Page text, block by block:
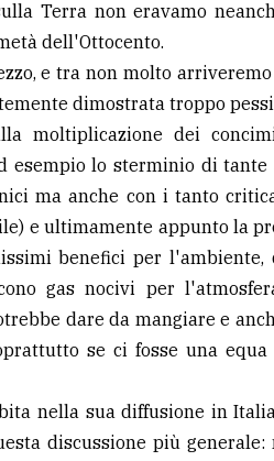
Terra non eravamo
dell'Ottocento.
e tra non molto
dimostrata troppo
moltiplicazione dei
esempio lo sterminio di
ma anche con i tanto
e ultimamente appunto la
benefici per
gas nocivi per
dare da mangiare e
se ci fosse una
nella sua diffusione in
discussione più